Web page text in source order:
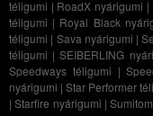
téligumi | RoadX nyárigumi |
téligumi | Royal Black
téligumi | Sava nyárigumi |
téligumi |SEIBERLING
Speedways téligumi |
nyárigumi |Star Performer
|Starfire nyárigumi |